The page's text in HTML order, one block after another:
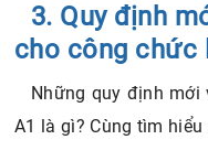
3. Quy định
cho công chức
Những quy định
A1 là gì? Cùng tìm hiểu